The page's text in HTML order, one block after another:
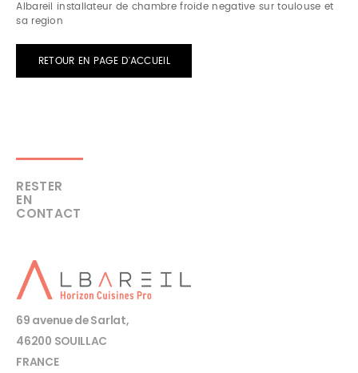
Albareil installateur de chambre froide negative sur toulouse et
sa region
RETOUR EN PAGE D'ACCUEIL
RESTER
EN
CONTACT
69 avenue de Sarlat,
46200 SOUILLAC
FRANCE